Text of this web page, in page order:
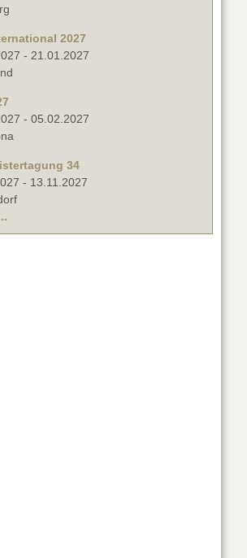
2027
- 21.01.2027
- 05.02.2027
34
- 13.11.2027